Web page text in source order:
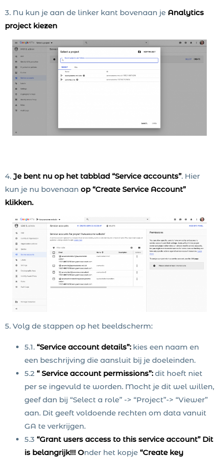
3. Nu kun je aan de linker kant bovenaan je Analytics
project kiezen
4. Je bent nu op het tabblad “Service accounts”. Hier
kun je nu bovenaan op “Create Service Account”
klikken.
5. Volg de stappen op het beeldscherm:
5.1. “Service account details”:kies een naam en
een beschrijving die aansluit bij je doeleinden.
5.2 “ Service account permissions”:dit hoeft niet
per se ingevuld te worden. Mocht je dit wel willen,
geef dan bij “Select a role” -> “Project”-> “Viewer”
aan. Dit geeft voldoende rechten om data vanuit
GA te verkrijgen.
5.3 “Grant users access to this service account” Dit
is belangrijk!!! Onder het kopje “Create key